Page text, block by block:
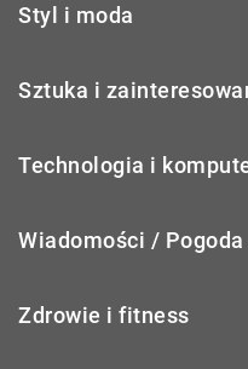
Styl i moda
Sztuka i
Technologia i
Wiadomości /
Zdrowie i fitness